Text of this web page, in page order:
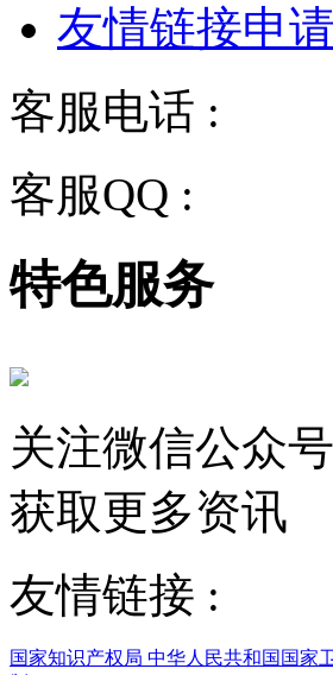
友情链接申请
客服电话 :
客服QQ :
特色服务
关注微信公众号
获取更多资讯
友情链接 :
国家知识产权局 中华人民共和国国家